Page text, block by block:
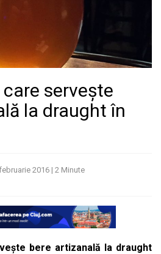
serveşte
la draught în
2016 | 2 Minute
bere artizanală la draught